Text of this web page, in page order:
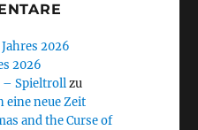
2026
2026
– Spieltrollzu
eine neue Zeit
and the Curse of